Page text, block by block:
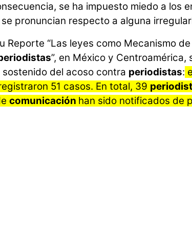
se ha impuesto miedo a los
pronuncian respecto a alguna
Reporte “Las leyes como Mecanismo de
”, en México y
del acoso contra periodistas:
51 casos. En total, 39
comunicación han sido notificados de